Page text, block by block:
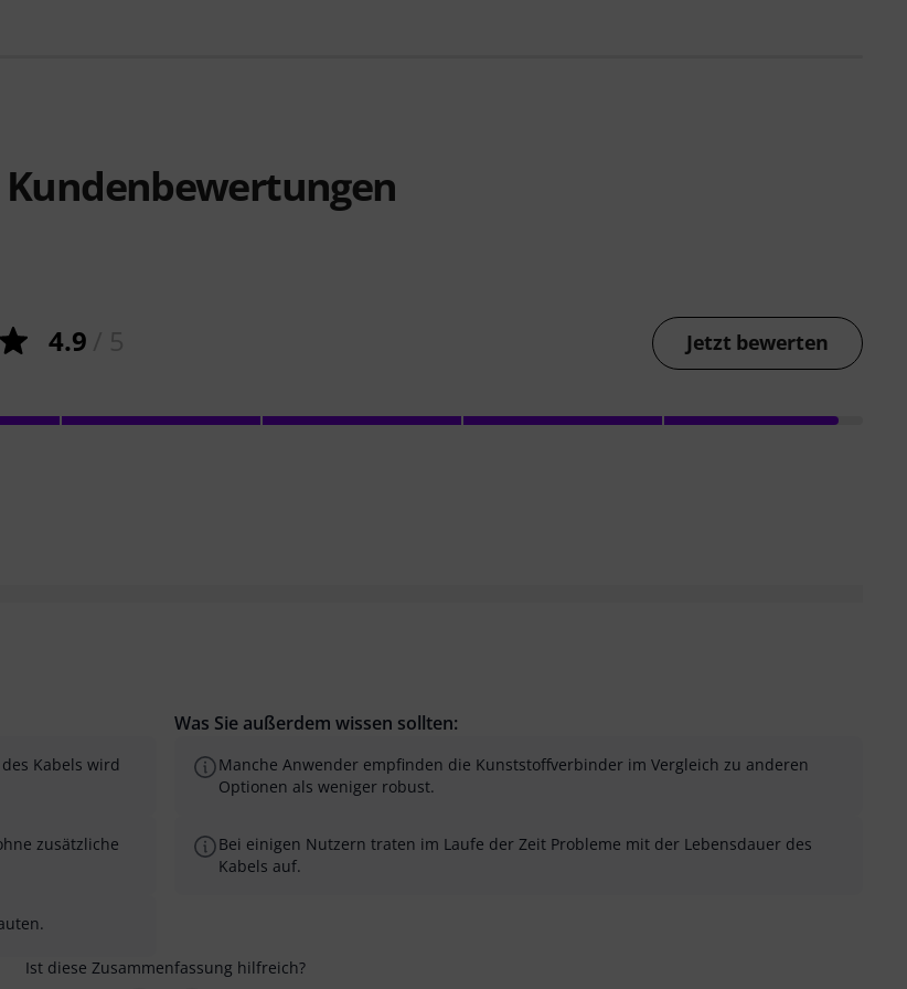
Kundenbewertungen
4.9 Jetzt bewerten
Kabels wird
zusätzliche
Was Sie außerdem wissen sollten:
Manche Anwender empfinden die Kunststoffverbinder im Vergleich zu anderen
Optionen als weniger robust.
Bei einigen Nutzern traten im Laufe der Zeit Probleme mit der Lebensdauer des
Kabels auf.
Ist diese Zusammenfassung hilfreich?